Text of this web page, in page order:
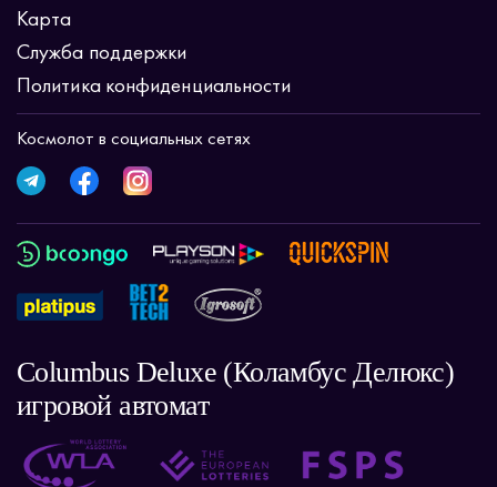
Карта
Служба поддержки
Политика конфиденциальности
Космолот в социальных сетях
Columbus Deluxe (Коламбус Делюкс)
игровой автомат